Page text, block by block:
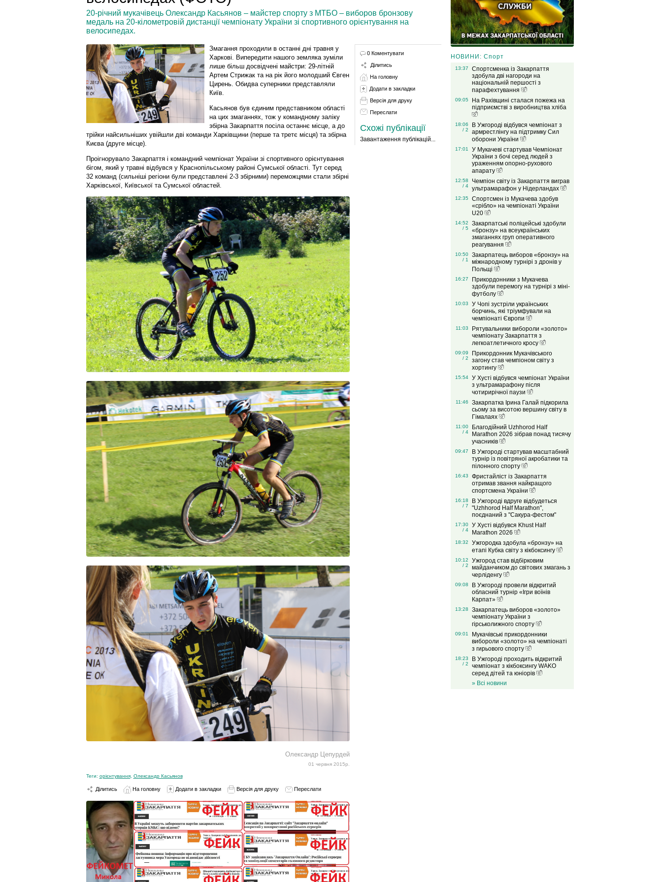
20-річний мукачівець Олександр Касьянов – майстер спорту з МТБО – виборов бронзову
медаль на 20-кілометровій дистанції чемпіонату України зі спортивного орієнтування на
велосипедах.
Змагання проходили в останні дні травня у
Харкові. Випередити нашого земляка зуміли
лише більш досвідчені майстри: 29-літній
Артем Стрижак та на рік його молодший Євген
Цирень. Обидва суперники представляли
Київ.
Касьянов був єдиним представником області
на цих змаганнях, тож у командному заліку
збірна Закарпаття посіла останнє місце, а до
трійки найсильніших увійшли дві команди Харківщини (перше та третє місця) та збірна
Києва (друге місце).
Проігнорувало Закарпаття і командний чемпіонат України зі спортивного орієнтування
бігом, який у травні відбувся у Краснопільському районі Сумської області. Тут серед
32 команд (сильніші регіони були представлені 2-3 збірними) переможцями стали збірні
Харківської, Київської та Сумської областей.
Олександр Цепурдей
01 червня 2015р.
Теги: орієнтування, Олександр Касьянов
Ділитись На головну Додати в закладки Версія для друку Переслати
0 Коментувати
Ділитись
На головну
Додати в закладки
Версія для друку
Переслати
Схожі публікації
Завантаження публікацій...
НОВИНИ: Спорт
13:37
Спортсменка із Закарпаття
здобула дві нагороди на
національній першості з
парафехтування
09:05
На Рахівщині сталася пожежа на
підприємстві з виробництва хліба
18:06
/ 2
В Ужгороді відбувся чемпіонат з
армрестлінгу на підтримку Сил
оборони України
17:01
У Мукачеві стартував Чемпіонат
України з бочі серед людей з
ураженням опорно-рухового
апарату
12:58
/ 4
Чемпіон світу із Закарпаття виграв
ультрамарафон у Нідерландах
12:35
Спортсмен із Мукачева здобув
«срібло» на чемпіонаті України
U20
14:52
/ 5
Закарпатські поліцейські здобули
«бронзу» на всеукраїнських
змаганнях груп оперативного
реагування
10:50
/ 1
Закарпатець виборов «бронзу» на
міжнародному турнірі з дронів у
Польщі
16:27
Прикордонники з Мукачева
здобули перемогу на турнірі з міні-
футболу
10:03
У Чопі зустріли українських
борчинь, які тріумфували на
чемпіонаті Європи
11:03
Рятувальники вибороли «золото»
чемпіонату Закарпаття з
легкоатлетичного кросу
09:09
/ 2
Прикордонник Мукачівського
загону став чемпіоном світу з
хортингу
15:54
У Хусті відбувся чемпіонат України
з ультрамарафону після
чотирирічної паузи
11:46
Закарпатка Ірина Галай підкорила
сьому за висотою вершину світу в
Гімалаях
11:00
/ 4
Благодійний Uzhhorod Half
Marathon 2026 зібрав понад тисячу
учасників
09:47
В Ужгороді стартував масштабний
турнір із повітряної акробатики та
пілонного спорту
16:43
Фристайліст із Закарпаття
отримав звання найкращого
спортсмена України
16:18
/ 7
В Ужгороді вдруге відбудеться
"Uzhhorod Half Marathon",
поєднаний з "Сакура-фестом"
17:30
/ 4
У Хусті відбувся Khust Half
Marathon 2026
18:32
Ужгородка здобула «бронзу» на
етапі Кубка світу з кікбоксингу
10:12
/ 2
Ужгород став відбірковим
майданчиком до світових змагань з
черліденгу
09:08
В Ужгороді провели відкритий
обласний турнір «Ігри воїнів
Карпат»
13:28
Закарпатець виборов «золото»
чемпіонату України з
гірськолижного спорту
09:01
Мукачівські прикордонники
вибороли «золото» на чемпіонаті
з гирьового спорту
18:23
/ 2
В Ужгороді проходить відкритий
чемпіонат з кікбоксингу WAKO
серед дітей та юніорів
» Всі новини